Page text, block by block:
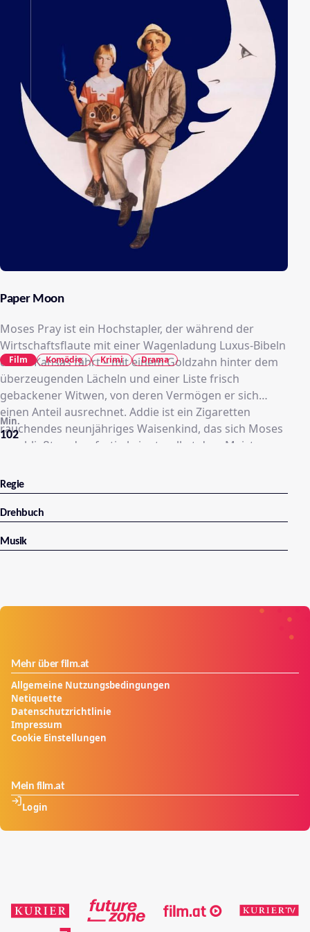
Paper Moon
Moses Pray ist ein Hochstapler, der während der
Wirtschaftsflaute mit einer Wagenladung Luxus-Bibeln
durch Kansas fährt – mit einem Goldzahn hinter dem
überzeugenden Lächeln und einer Liste frisch
gebackener Witwen, von deren Vermögen er sich
einen Anteil ausrechnet. Addie ist ein Zigaretten
rauchendes neunjähriges Waisenkind, das sich Moses
anschließt und es fertig bringt, selbst dem Meister-
überzeugt mit einer lustigen, neurotischen
Darstellung als Trixie Delight, die so lange mit auf Tour
geht, bis Addie feststellt, dass Trixie sich zwischen
passieren darf ...
102
Min.
Film Komödie Krimi Drama
Regie
Drehbuch
Musik
Mehr über film.at
Allgemeine Nutzungsbedingungen
Netiquette
Datenschutzrichtlinie
Impressum
Cookie Einstellungen
Mein film.at
Login